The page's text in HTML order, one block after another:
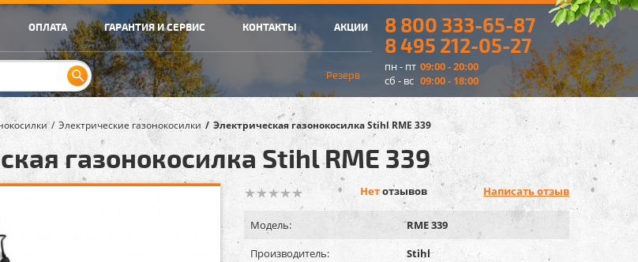
ОПЛАТА ГАРАНТИЯ И СЕРВИС КОНТАКТЫ АКЦИИ
Резерв
8 800 333-65-87
8 495 212-05-27
пн - пт 09:00 - 20:00
сб - вс 09:00 - 18:00
Электрические газонокосилки Электрическая газонокосилка Stihl RME 339
газонокосилка Stihl RME 339
Нетотзывов Написать отзыв
Модель:
RME 339
Производитель:
Stihl